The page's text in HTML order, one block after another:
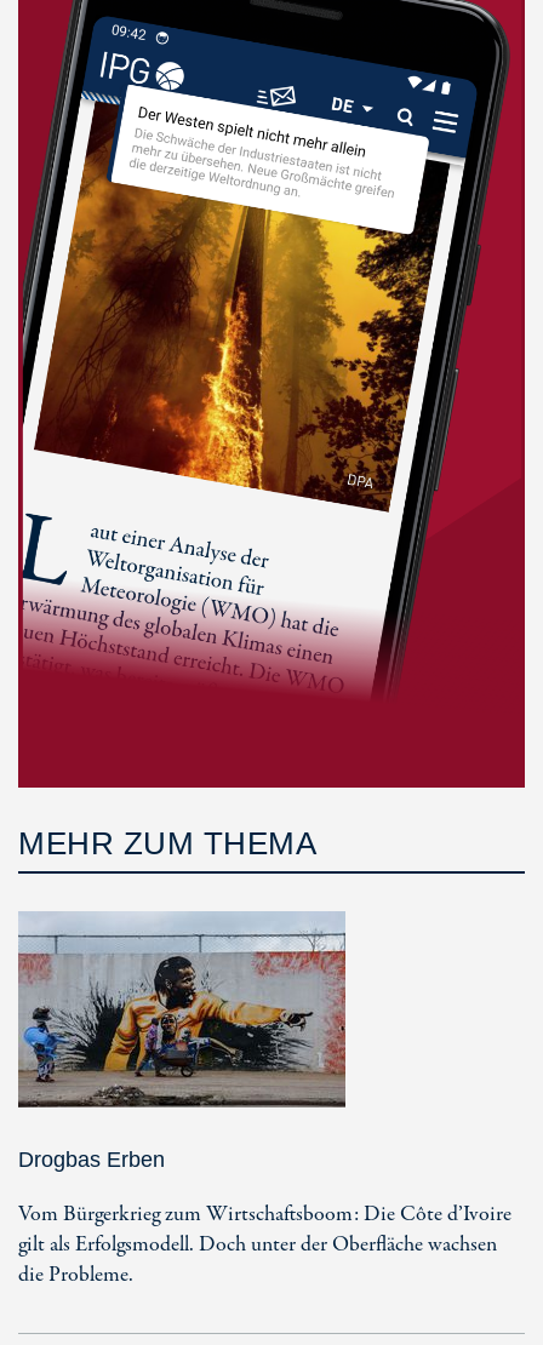
MEHR ZUM THEMA
Drogbas Erben
Vom Bürgerkrieg zum Wirtschaftsboom: Die Côte d’Ivoire
gilt als Erfolgsmodell. Doch unter der Oberfläche wachsen
die Probleme.